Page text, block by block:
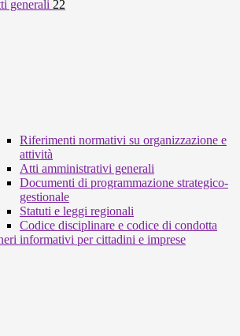
generali 22
Riferimenti normativi su organizzazione e
attività
Atti amministrativi generali
Documenti di programmazione strategico-
gestionale
Statuti e leggi regionali
Codice disciplinare e codice di condotta
informativi per cittadini e imprese